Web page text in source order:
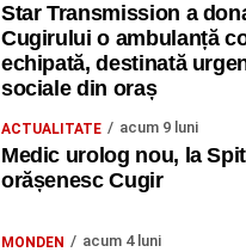
Star Transmission a
Cugirului o ambulanță
echipată, destinată
sociale din oraș
ACTUALITATE acum 9 luni
Medic urolog nou, la
orășenesc Cugir
MONDEN acum 4 luni